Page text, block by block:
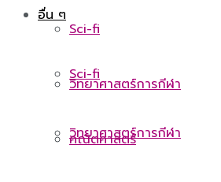
อื่น ๆ
Sci-fi
วิทยาศาสตร์การกีฬา
Sci-fi
วิทยาศาสตร์การกีฬา
คณิตศาสตร์